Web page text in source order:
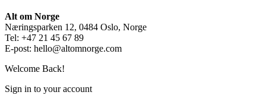
Alt om Norge
Næringsparken 12, 0484 Oslo, Norge
Tel: +47 21 45 67 89
E-post: hello@altomnorge.com
Welcome Back!
Sign in to your account